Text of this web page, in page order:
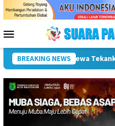
Menu
Mobile
BREAKING NEWS
Palembang Perkuat